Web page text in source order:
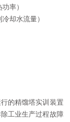
率）
却水流量）
的精馏塔实训装置
工业生产过程故障